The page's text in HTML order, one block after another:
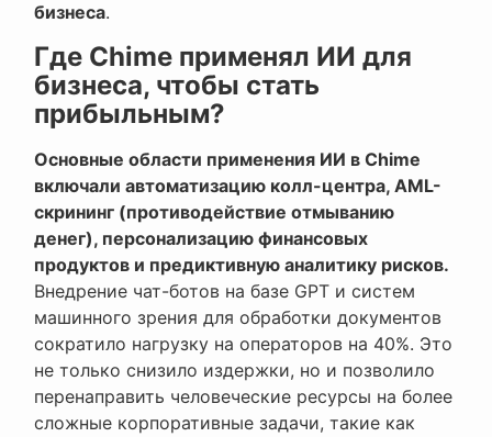
бизнеса.
Где Chime применял ИИ для
бизнеса, чтобы стать
прибыльным?
Основные области применения ИИ в Chime
включали автоматизацию колл-центра, AML-
скрининг (противодействие отмыванию
денег), персонализацию финансовых
продуктов и предиктивную аналитику рисков.
Внедрение чат-ботов на базе GPT и систем
машинного зрения для обработки документов
сократило нагрузку на операторов на 40%. Это
не только снизило издержки, но и позволило
перенаправить человеческие ресурсы на более
сложные корпоративные задачи, такие как